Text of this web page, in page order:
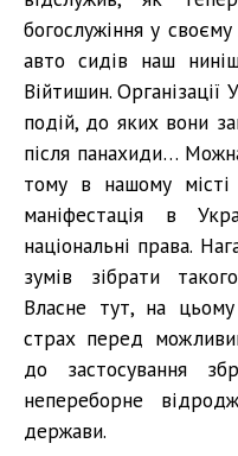
богослужіння у
авто сидів наш
Війтишин.
подій, до яких вони
після панахиди…
тому в нашому місті
маніфестація в
національні права.
зумів зібрати
Власне тут, на цьому
страх перед
до застосування
непереборне
держави.